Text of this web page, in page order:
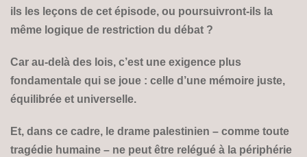
ils les leçons de cet épisode, ou poursuivront-ils la
même logique de restriction du débat ?
Car au-delà des lois, c’est une exigence plus
fondamentale qui se joue : celle d’une mémoire juste,
équilibrée et universelle.
Et, dans ce cadre, le drame palestinien – comme toute
tragédie humaine – ne peut être relégué à la périphérie